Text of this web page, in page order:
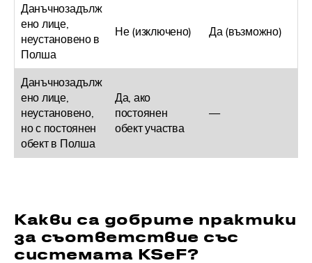
Данъчнозадълж
ено лице,
неустановено в
Полша
Не (изключено) Да (възможно)
Данъчнозадълж
ено лице,
неустановено,
но с постоянен
обект в Полша
Да, ако
постоянен
обект участва
—
Какви са добрите практики
за съответствие със
системата KSeF?